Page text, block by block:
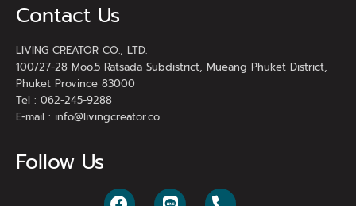
Contact Us
LIVING CREATOR CO., LTD.
100/27-28 Moo.5 Ratsada Subdistrict, Mueang Phuket District,
Phuket Province 83000
Tel : 062-245-9288
E-mail : info@livingcreator.co
Follow Us